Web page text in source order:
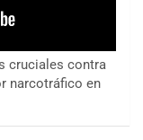
cruciales contra
narcotráfico en